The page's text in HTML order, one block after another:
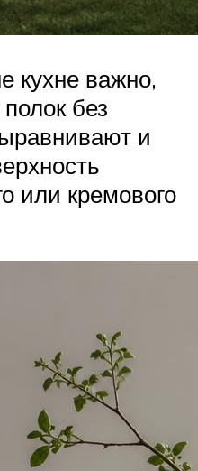
кухне важно,
без
и
или кремового